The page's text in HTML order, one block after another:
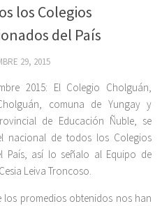
los Colegios
del País
29, 2015
2015: El Colegio Cholguán,
comuna de Yungay y
de Educación Ñuble, se
nacional de todos los Colegios
País, así lo señalo al Equipo de
Leiva Troncoso.
los promedios obtenidos nos han